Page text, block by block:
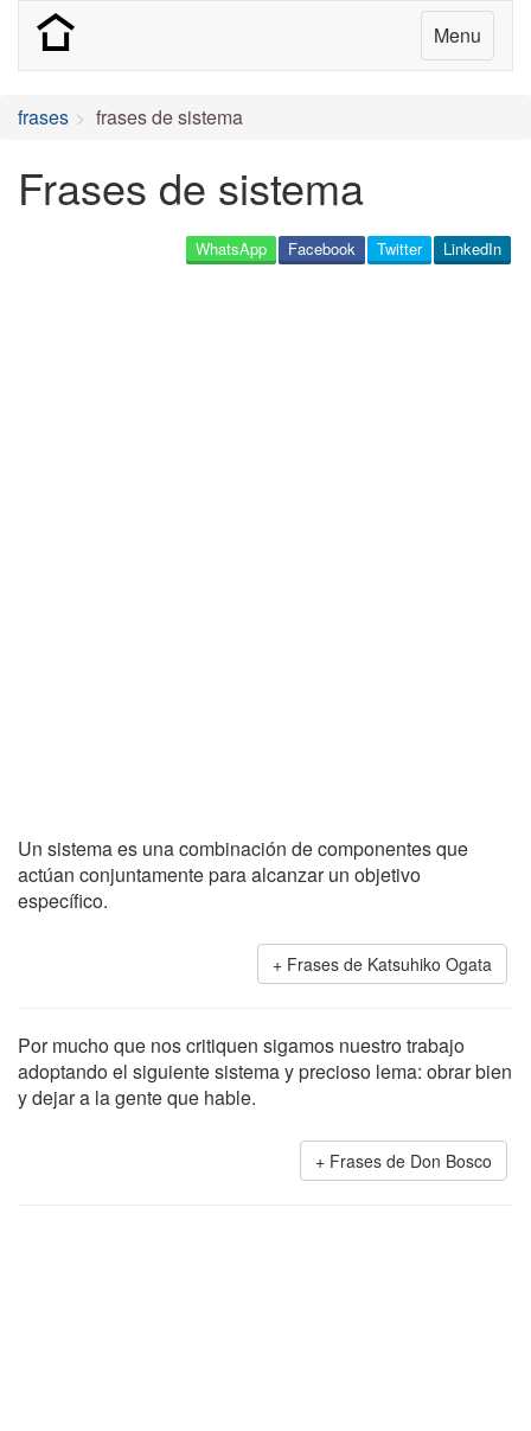
Menu
frases frases de sistema
Frases de sistema
LinkedIn
Twitter
Facebook
WhatsApp
Un sistema es una combinación de componentes que
actúan conjuntamente para alcanzar un objetivo
específico.
Frases de Katsuhiko Ogata
Por mucho que nos critiquen sigamos nuestro trabajo
adoptando el siguiente sistema y precioso lema: obrar bien
y dejar a la gente que hable.
Frases de Don Bosco